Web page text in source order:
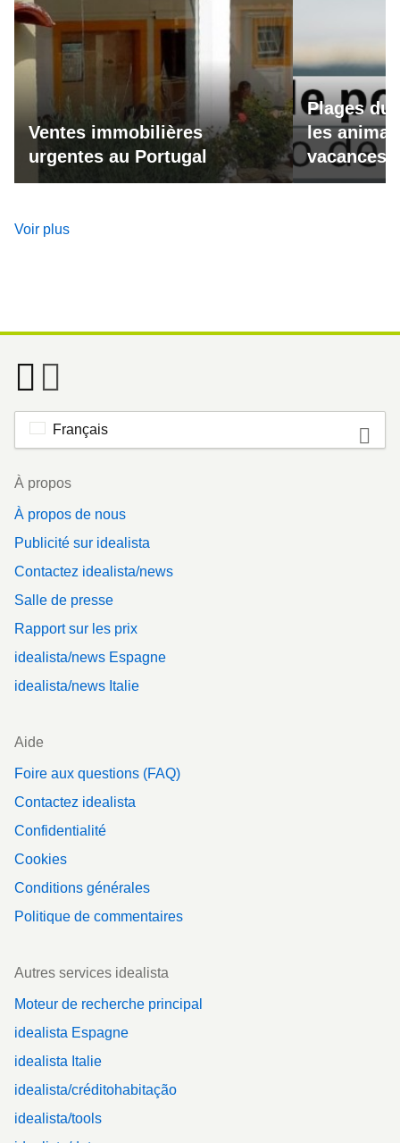
Ventes immobilières
urgentes au Portugal
Plages du
les
vacances
Voir plus
Français
Footer
À propos
À propos de nous
Publicité sur idealista
Contactez idealista/news
Salle de presse
Rapport sur les prix
idealista/news Espagne
idealista/news Italie
Aide
Foire aux questions (FAQ)
Contactez idealista
Confidentialité
Cookies
Conditions générales
Politique de commentaires
Autres services idealista
Moteur de recherche principal
idealista Espagne
idealista Italie
idealista/créditohabitação
idealista/tools